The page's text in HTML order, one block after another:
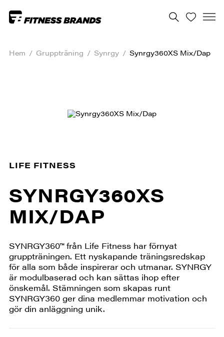
Hem / Gruppträning / Synrgy / Synrgy360XS Mix/Dap
LIFE FITNESS
SYNRGY360XS
MIX/DAP
SYNRGY360™ från Life Fitness har förnyat
gruppträningen. Ett nyskapande träningsredskap
för alla som både inspirerar och utmanar. SYNRGY
är modulbaserad och kan sättas ihop efter
önskemål. Stämningen som skapas runt
SYNRGY360 ger dina medlemmar motivation och
gör din anläggning unik.